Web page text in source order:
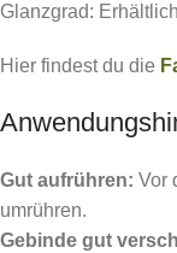
Glanzgrad:
Hier findest du die
Gut aufrühren: Vor
umrühren.
Gebinde gut